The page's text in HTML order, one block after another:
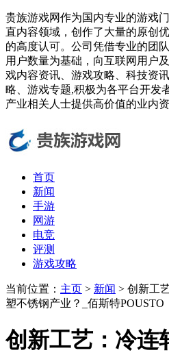
贵族游戏网作为国内专业的游戏
直内容领域，创作了大量的原创
的高度认可。公司凭借专业的团
用户数量为基础，向互联网用户
戏内容资讯、游戏攻略、科技资
略、游戏专题,积极为各平台开发
产业相关人士提供高价值的业内资
首页
新闻
手游
网游
电竞
评测
游戏攻略
当前位置： 主页 > 新闻 > 创新工
塑不锈钢产业？_佰斯特POUSTO
创新工艺：冷连